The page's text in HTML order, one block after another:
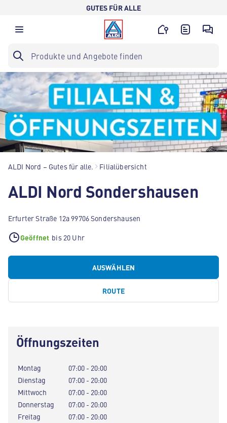
GUTES FÜR ALLE
ALDI Nord – Gutes für alle. Filialübersicht
ALDI Nord Sondershausen
Erfurter Straße 12a 99706 Sondershausen
Geöffnet bis 20 Uhr
AUSWÄHLEN
ROUTE
Öffnungszeiten
Montag
07:00 - 20:00
Dienstag
07:00 - 20:00
Mittwoch
07:00 - 20:00
Donnerstag
07:00 - 20:00
Freitag
07:00 - 20:00